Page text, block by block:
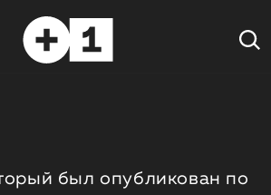
был опубликован по